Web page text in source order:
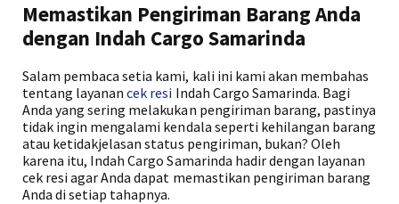
Memastikan Pengiriman Barang Anda
dengan Indah Cargo Samarinda
Salam pembaca setia kami, kali ini kami akan membahas
tentang layanancek resi Indah Cargo Samarinda. Bagi
Anda yang sering melakukan pengiriman barang, pastinya
tidak ingin mengalami kendala seperti kehilangan barang
atau ketidakjelasan status pengiriman, bukan? Oleh
karena itu, Indah Cargo Samarinda hadir dengan layanan
cek resi agar Anda dapat memastikan pengiriman barang
Anda di setiap tahapnya.